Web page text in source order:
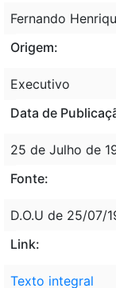
Fernando
Origem:
Executivo
Data de
25 de Julho de
Fonte:
D.O.U de 25/07/
Link:
Texto integral